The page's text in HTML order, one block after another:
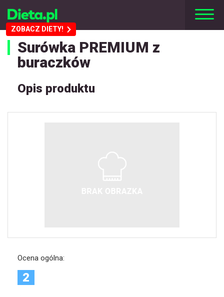
ZOBACZ DIETY!
Surówka PREMIUM z
buraczków
Opis produktu
Ocena ogólna:
2